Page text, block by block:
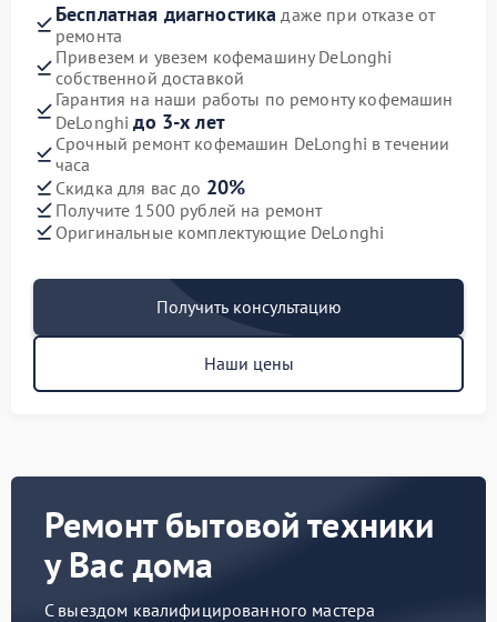
Бесплатная диагностика даже при отказе от
ремонта
Привезем и увезем кофемашину DeLonghi
собственной доставкой
Гарантия на наши работы по ремонту кофемашин
DeLonghiдо 3-х лет
Срочный ремонт кофемашин DeLonghi в течении
часа
Скидка для вас до 20%
Получите 1500 рублей на ремонт
Оригинальные комплектующие DeLonghi
Получить консультацию
Наши цены
Ремонт бытовой техники
у Вас дома
С выездом квалифицированного мастера